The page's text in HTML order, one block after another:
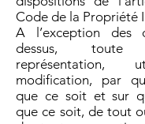
Code de la Propriété
A l’exception des
dessus, toute
représentation,
modification, par
que ce soit et sur
que ce soit, de tout